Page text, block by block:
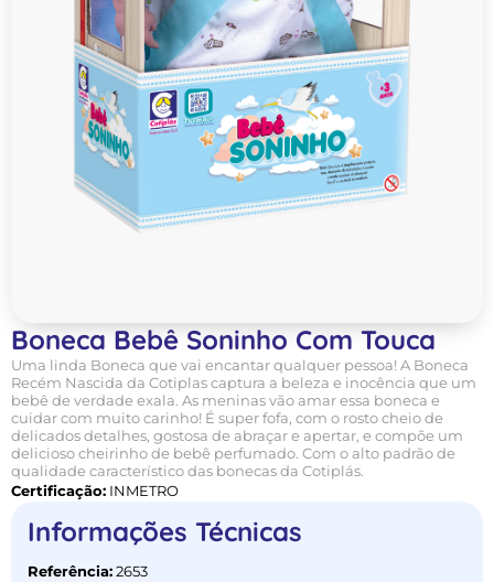
Boneca Bebê Soninho Com Touca
Uma linda Boneca que vai encantar qualquer pessoa! A Boneca
Recém Nascida da Cotiplas captura a beleza e inocência que um
bebê de verdade exala. As meninas vão amar essa boneca e
cuidar com muito carinho! É super fofa, com o rosto cheio de
delicados detalhes, gostosa de abraçar e apertar, e compõe um
delicioso cheirinho de bebê perfumado. Com o alto padrão de
qualidade característico das bonecas da Cotiplás.
Certificação: INMETRO
Informações Técnicas
Referência: 2653